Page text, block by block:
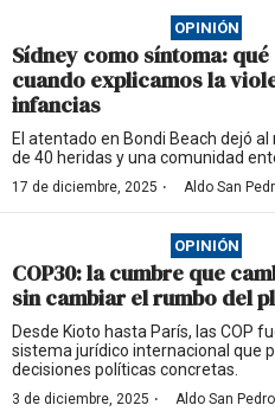
OPINIÓN
Sídney como síntoma:
cuando explicamos la
infancias
El atentado en Bondi Beach dejó
de 40 heridas y una comunidad
17 de diciembre, 2025 · Aldo San
OPINIÓN
COP30: la cumbre que
sin cambiar el rumbo del
Desde Kioto hasta París, las COP
sistema jurídico internacional que
decisiones políticas concretas.
3 de diciembre, 2025 · Aldo San Pedro